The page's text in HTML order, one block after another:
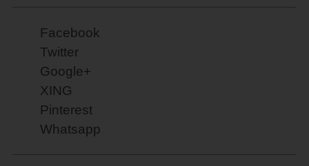
Facebook
Twitter
Google+
XING
Pinterest
Whatsapp